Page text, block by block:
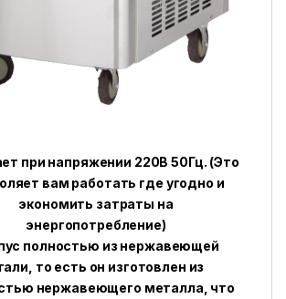
при напряжении 220В 50Гц. (Это
вам работать где угодно и
экономить затраты на
энергопотребление)
полностью из нержавеющей
то есть он изготовлен из
нержавеющего металла, что